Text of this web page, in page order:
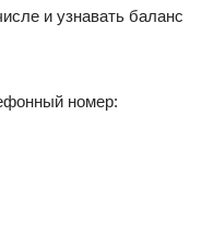
и узнавать баланс
номер: